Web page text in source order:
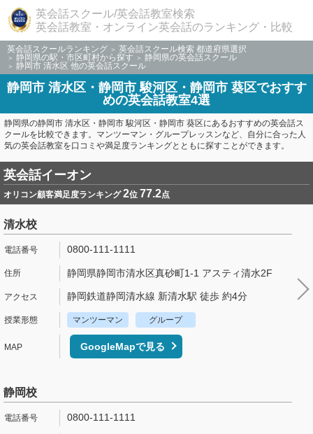
英会話スクール/英会話教室検索
英会話教室・オンライン英会話のランキング・比較
英会話スクールランキング
英会話スクール検索 都道府県選択
静岡県の駅・市区町村から探す
静岡県の英会話スクール
静岡市 清水区 他の英会話スクール
静岡市 清水区・静岡市 駿河区・静岡市 葵区でおすす
めの英会話教室4選
静岡県の静岡市 清水区・静岡市 駿河区・静岡市 葵区にあるおすすめの英会話ス
クールを比較できます。マンツーマン・グループレッスンなど、自分に合った人
気の英会話教室を口コミや満足度ランキングとともに探すことができます。
英会話イーオン
オリコン顧客満足度ランキング2位 77.2点
清水校
0800-111-1111
静岡県静岡市清水区真砂町1-1 アスティ清水2F
静岡鉄道静岡清水線 新清水駅 徒歩 約4分
マンツーマン グループ
GoogleMapで見る
静岡校
0800-111-1111